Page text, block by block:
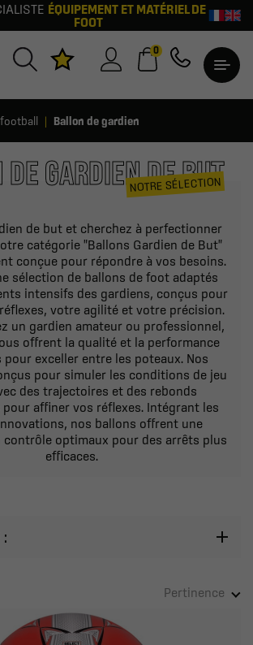
ÉQUIPEMENT ET MATÉRIEL DE
FOOT
0
Ballon de gardien
GARDIEN DE BUT
NOTRE SÉLECTION
de but et cherchez à perfectionner
catégorie "Ballons Gardien de But"
conçue pour répondre à vos besoins.
sélection de ballons de foot adaptés
intensifs des gardiens, conçus pour
votre agilité et votre précision.
un gardien amateur ou professionnel,
offrent la qualité et la performance
pour exceller entre les poteaux. Nos
pour simuler les conditions de jeu
des trajectoires et des rebonds
affiner vos réflexes. Intégrant les
nos ballons offrent une
contrôle optimaux pour des arrêts plus
efficaces.
:
Pertinence